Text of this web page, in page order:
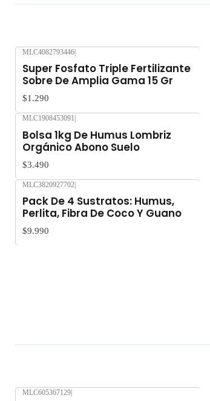
MLC4082793446
Super Fosfato Triple Fertilizante
Sobre De Amplia Gama 15 Gr
$1.290
MLC1908453091
Bolsa 1kg De Humus Lombriz
Orgánico Abono Suelo
$3.490
MLC3820927702|
Pack De 4 Sustratos: Humus,
Perlita, Fibra De Coco Y Guano
$9.990
MLC605367129